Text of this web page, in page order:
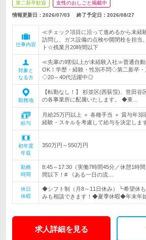
第二新卒歓迎 女性のおしごと掲載中
情報更新日：2026/07/03 終了予定日： 2026/08/27
仕事内容
≪チェック項目に沿って進めるから未経
訪問し、ガス設備の点検や開閉栓を担当
ト☆残業月20時間以下
対象と
なる方
≪先輩の9割以上が未経験入社≫普通自
OK！学歴・経験・性別不問◇第二新卒・
◇20～40代活躍中◎
勤務地
【転勤なし！】 杉並区(西荻窪)、世田谷
の各事業所に配属いたします。 ◆東…
給与
月給25万円以上 ＋ 各種手当 ＋ 賞与年3
経験・スキルを考慮して給与を決定しま
初年度
年収
350万円～550万円
勤務
時間
8:45～17:30（実働7時間45分／休憩1時
間以下！# 《ある一日の流…
休日
休暇
◆シフト制（月8～11日休み）┗希望休
みも相談できます！◆夏季休暇◆年末年
求人詳細を見る